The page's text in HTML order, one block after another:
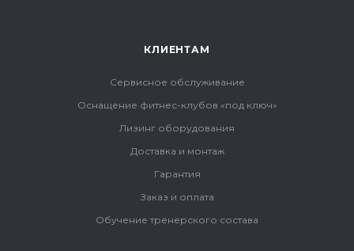
КЛИЕНТАМ
Сервисное обслуживание
Оснащение фитнес-клубов «под ключ»
Лизинг оборудования
Доставка и монтаж
Гарантия
Заказ и оплата
Обучение тренерского состава